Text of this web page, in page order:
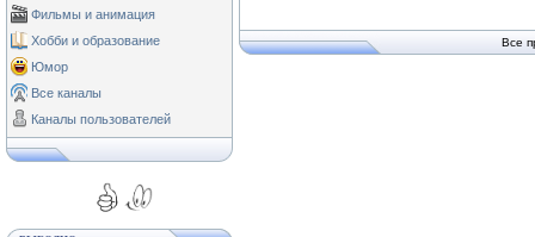
Фильмы и анимация
Хобби и образование
Юмор
Все каналы
Каналы пользователей
Все